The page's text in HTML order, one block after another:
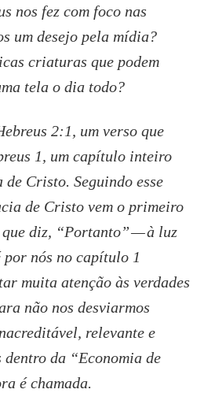
nos fez com foco nas
um desejo pela mídia?
criaturas que podem
tela o dia todo?
2:1, um verso que
1, um capítulo inteiro
Cristo. Seguindo esse
de Cristo vem o primeiro
diz, “Portanto” — à luz
nós no capítulo 1
muita atenção às verdades
não nos desviarmos
relevante e
da “Economia de
é chamada.